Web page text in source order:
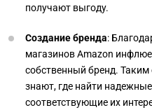
получают выгоду.
Создание бренда:
магазинов Amazon
собственный бренд.
знают, где найти
соответствующие их